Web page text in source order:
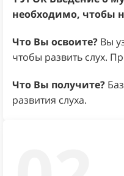
необходимо, чтобы
Что Вы освоите? Вы
чтобы развить слух.
Что Вы получите?
развития слуха.